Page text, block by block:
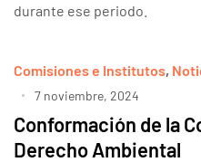
durante ese periodo.
Comisiones e Institutos,
7 noviembre, 2024
Conformación de la
Derecho Ambiental